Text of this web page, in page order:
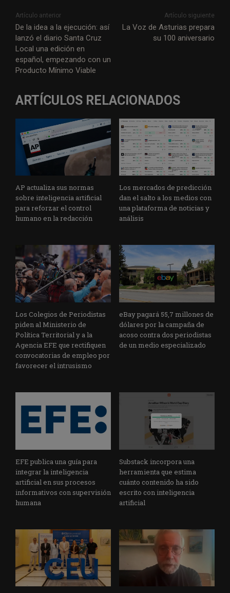
Artículo anterior
De la idea a la ejecución: así
lanzó el diario Santa Cruz
Local una edición en
español, empezando con un
Producto Mínimo Viable
Artículo siguiente
La Voz de Asturias prepara
su 100 aniversario
ARTÍCULOS RELACIONADOS
AP actualiza sus normas
sobre inteligencia artificial
para reforzar el control
humano en la redacción
Los mercados de predicción
dan el salto a los medios con
una plataforma de noticias y
análisis
Los Colegios de Periodistas
piden al Ministerio de
Política Territorial y a la
Agencia EFE que rectifiquen
convocatorias de empleo por
favorecer el intrusismo
eBay pagará 55,7 millones de
dólares por la campaña de
acoso contra dos periodistas
de un medio especializado
EFE publica una guía para
integrar la inteligencia
artificial en sus procesos
informativos con supervisión
humana
Substack incorpora una
herramienta que estima
cuánto contenido ha sido
escrito con inteligencia
artificial